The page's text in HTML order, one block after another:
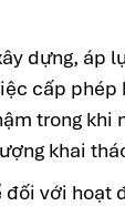
dựng, áp
cấp
trong khi
khai
với hoạt